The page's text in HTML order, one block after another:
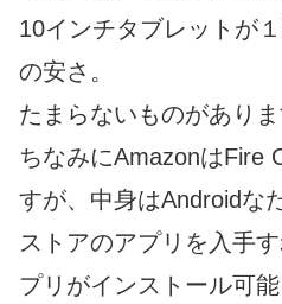
10インチタブレットが
の安さ。
たまらないものがありま
ちなみにAmazonはFire
すが、中身はAndroidな
ストアのアプリを入手
プリがインストール可能